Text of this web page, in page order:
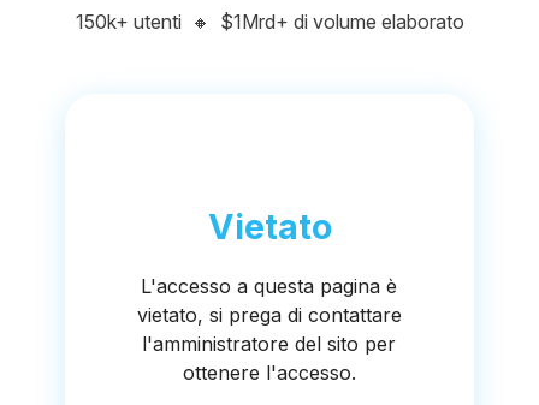
150k+ utenti 🔸 $1Mrd+ di volume elaborato